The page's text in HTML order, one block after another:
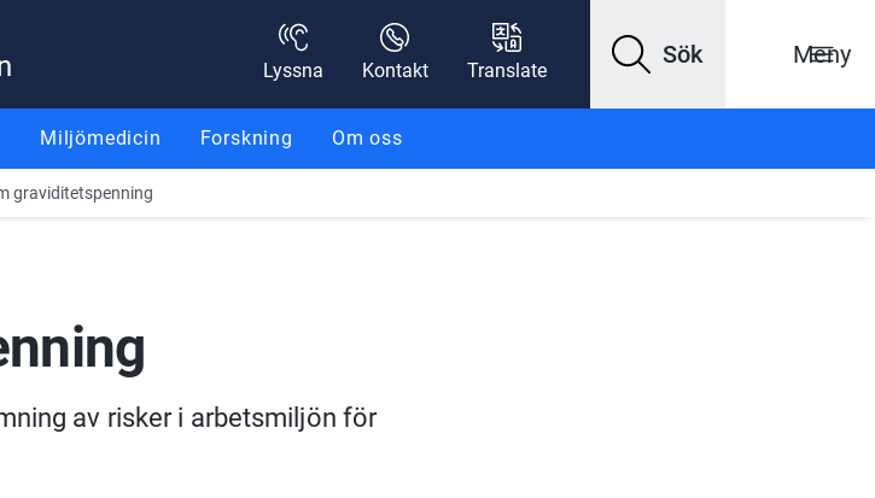
Lyssna Kontakt Translate
Sök Meny
Miljömedicin Forskning Om oss
graviditetspenning
av risker i arbetsmiljön för